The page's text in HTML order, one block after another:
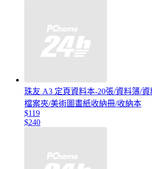
珠友 A3 定頁資料本-20張/資料簿/
檔案夾/美術圖畫紙收納冊/收納本
$119
$240